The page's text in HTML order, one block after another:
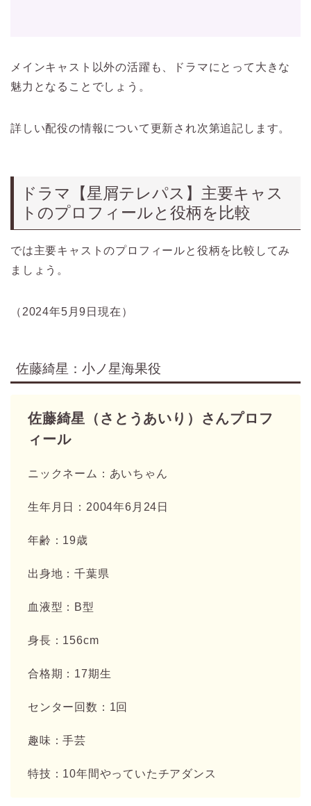
メインキャスト以外の活躍も、ドラマにとって大きな
魅力となることでしょう。
詳しい配役の情報について更新され次第追記します。
ドラマ【星屑テレパス】主要キャス
トのプロフィールと役柄を比較
では主要キャストのプロフィールと役柄を比較してみ
ましょう。
（2024年5月9日現在）
佐藤綺星：小ノ星海果役
佐藤綺星（さとうあいり）さんプロフ
ィール
ニックネーム：あいちゃん
生年月日：2004年6月24日
年齢：19歳
出身地：千葉県
血液型：B型
身長：156cm
合格期：17期生
センター回数：1回
趣味：手芸
特技：10年間やっていたチアダンス